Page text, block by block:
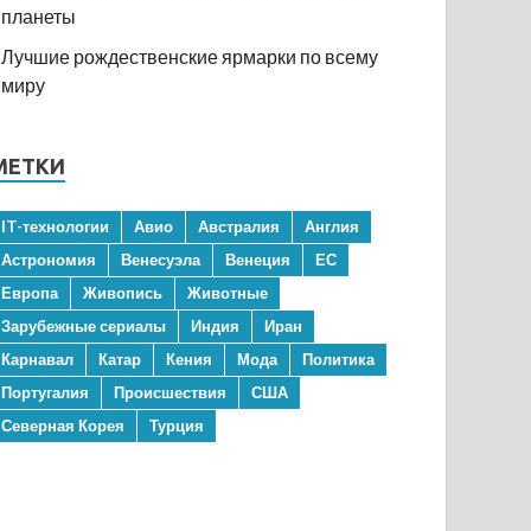
планеты
Лучшие рождественские ярмарки по всему
миру
IT-технологии Авио Австралия
Англия
Астрономия
Венесуэла Венеция
ЕС
Европа
Живопись
Животные
Зарубежные сериалы
Индия
Иран
Карнавал
Катар Кения Мода
Политика
Португалия
Происшествия
США
Северная Корея
Турция